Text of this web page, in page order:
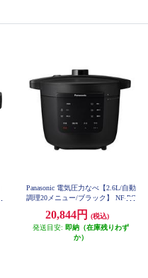
Panasonic 電気圧力なべ【2.6L/自動
調理20メニュー/ブラック】 NF-PC
20,844円
(税込)
発送目安: 即納（在庫残りわず
か）